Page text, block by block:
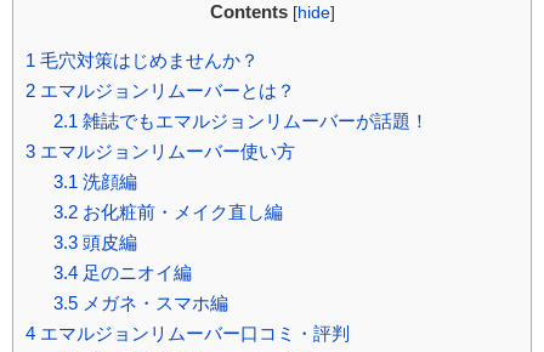
Contents [hide]
1 毛穴対策はじめませんか？
2 エマルジョンリムーバーとは？
2.1 雑誌でもエマルジョンリムーバーが話題！
3 エマルジョンリムーバー使い方
3.1 洗顔編
3.2お化粧前・メイク直し編
3.3頭皮編
3.4足のニオイ編
3.5メガネ・スマホ編
4 エマルジョンリムーバー口コミ・評判